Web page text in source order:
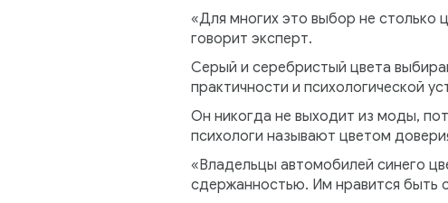
«Для многих это выбор не столько
говорит эксперт.
Серый и серебристый цвета
практичности и психологической
Он никогда не выходит из моды,
психологи называют цветом
«Владельцы автомобилей синего
сдержанностью. Им нравится быть